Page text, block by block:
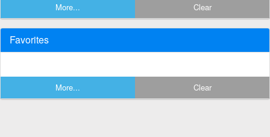
More... Clear
Favorites
More... Clear